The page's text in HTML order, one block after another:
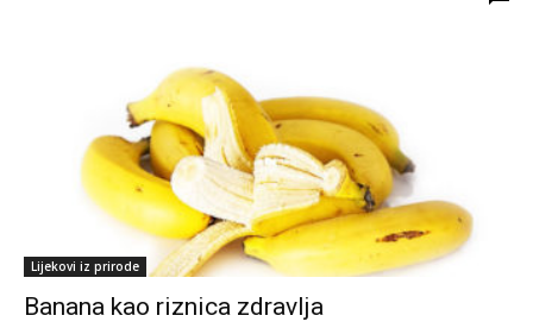
Lijekovi iz prirode
Banana kao riznica zdravlja